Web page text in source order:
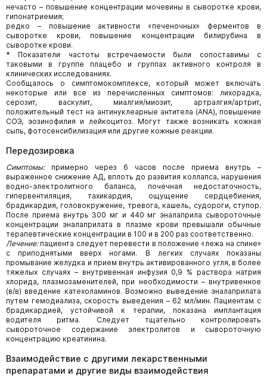
нечасто – повышение концентрации мочевины в сыворотке крови,
гипонатриемия;
редко – повышение активности «печеночных» ферментов в
сыворотке крови, повышение концентрации билирубина в
сыворотке крови.
* Показатели частоты встречаемости были сопоставимы с
таковыми в группе плацебо и группах активного контроля в
клинических исследованиях.
Сообщалось о симптомокомплексе, который может включать
некоторые или все из перечисленных симптомов: лихорадка,
серозит, васкулит, миалгия/миозит, артралгия/артрит,
положительный тест на антинуклеарные антитела (ANA), повышение
СОЭ, эозинофилия и лейкоцитоз. Могут также возникать кожная
сыпь, фотосенсибилизация или другие кожные реакции.
Передозировка
Симптомы: примерно через 6 часов после приема внутрь –
выраженное снижение АД, вплоть до развития коллапса, нарушения
водно-электролитного баланса, почечная недостаточность,
гипервентиляция, тахикардия, ощущение сердцебиения,
брадикардия, головокружение, тревога, кашель, судороги, ступор.
После приема внутрь 300 мг и 440 мг эналаприла сывороточные
концентрации эналаприлата в плазме крови превышали обычные
терапевтические концентрации в 100 и в 200 раз соответственно.
Лечение: пациента следует перевести в положение «лежа на спине»
с приподнятыми вверх ногами. В легких случаях показаны
промывание желудка и прием внутрь активированного угля, в более
тяжелых случаях – внутривенная инфузия 0,9 % раствора натрия
хлорида, плазмозаменителей, при необходимости – внутривенное
(в/в) введение катехоламинов. Возможно выведение эналаприлата
путем гемодиализа, скорость выведения – 62 мл/мин. Пациентам с
брадикардией, устойчивой к терапии, показана имплантация
водителя ритма. Следует тщательно контролировать
сывороточное содержание электролитов и сывороточную
концентрацию креатинина.
Взаимодействие с другими лекарственными
препаратами и другие виды взаимодействия